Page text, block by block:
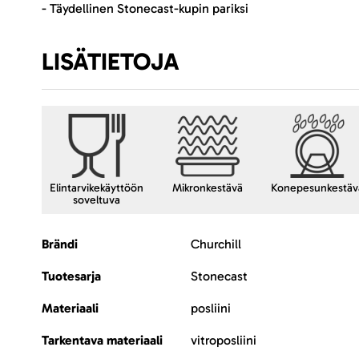
- Täydellinen Stonecast-kupin pariksi
LISÄTIETOJA
Elintarvikekäyttöön
soveltuva
Mikronkestävä
Lisätietoja
Brändi Churchill
Tuotesarja Stonecast
Materiaali posliini
Tarkentava materiaali vitroposliini